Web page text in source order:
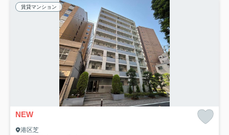
賃貸マンション
NEW
港区芝